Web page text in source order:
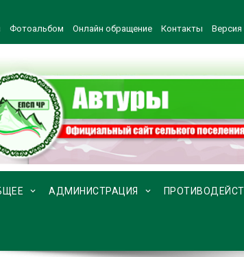
Фотоальбом Онлайн обращение Контакты
АДМИНИСТРАЦИЯ